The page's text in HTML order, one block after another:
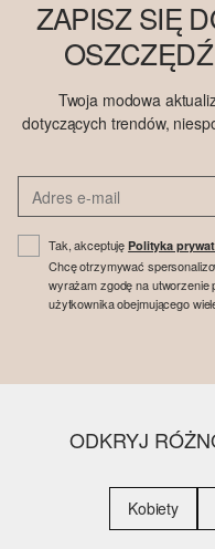
ZAPISZ SIĘ
Twoja modowa
dotyczących trendów,
Tak, akceptujęPolityka
Chcę otrzymywać
wyrażam zgodę na utworzenie
użytkownika obejmującego
ODKRYJ
Kobiety